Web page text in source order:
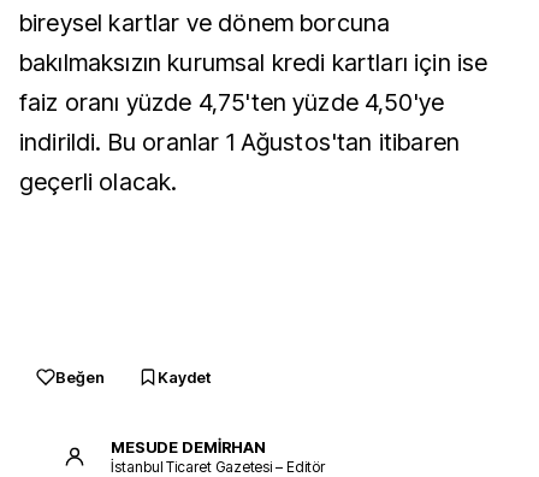
bireysel kartlar ve dönem borcuna
bakılmaksızın kurumsal kredi kartları için ise
faiz oranı yüzde 4,75'ten yüzde 4,50'ye
indirildi. Bu oranlar 1 Ağustos'tan itibaren
geçerli olacak.
Beğen Kaydet
MESUDE DEMİRHAN
İstanbul Ticaret Gazetesi – Editör